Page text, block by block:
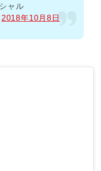
ャル
2018年10月8日